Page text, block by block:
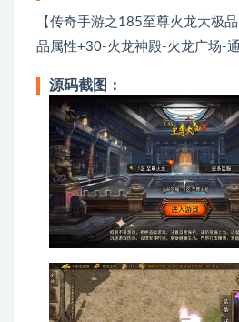
【传奇手游之185至尊火龙大极
品属性+30-火龙神殿-火龙广场-
源码截图：